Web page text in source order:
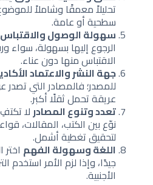
تحليلاً معمقًا وشاملاً
سطحية أو عامة.
سهولة الوصول والاقتباس
الرجوع إليها بسهولة، سواء
الاقتباس منها دون عناء.
جهة النشر والاعتماد
للمصدر؛ فالمصادر التي
عريقة تحمل ثقلًا أكبر.
تعدد وتنوع المصادرلا تكتفِ
نوّع بين الكتب، المقالات، قواعد
لتحقيق تغطية أشمل.
اللغة وسهولة الفهماختر
جيدًا، وإذا لزم الأمر استخدم
الأجنبية.